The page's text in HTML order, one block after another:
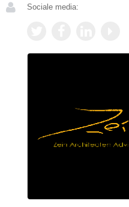
Sociale media: